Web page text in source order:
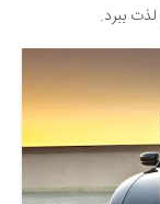
ببرد.